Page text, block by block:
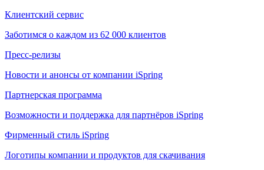
Клиентский сервис
Заботимся о каждом из 62 000 клиентов
Пресс-релизы
Новости и анонсы от компании iSpring
Партнерская программа
Возможности и поддержка для партнёров iSpring
Фирменный стиль iSpring
Логотипы компании и продуктов для скачивания